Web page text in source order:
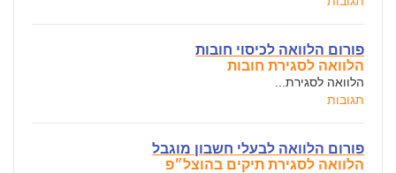
פורום הלוואה לכיסוי חובות
הלוואה לסגירת חובות
הלוואה לסגירת...
תגובות
פורום הלוואה לבעלי חשבון מוגבל
הלוואה לסגירת תיקים בהוצל״פ